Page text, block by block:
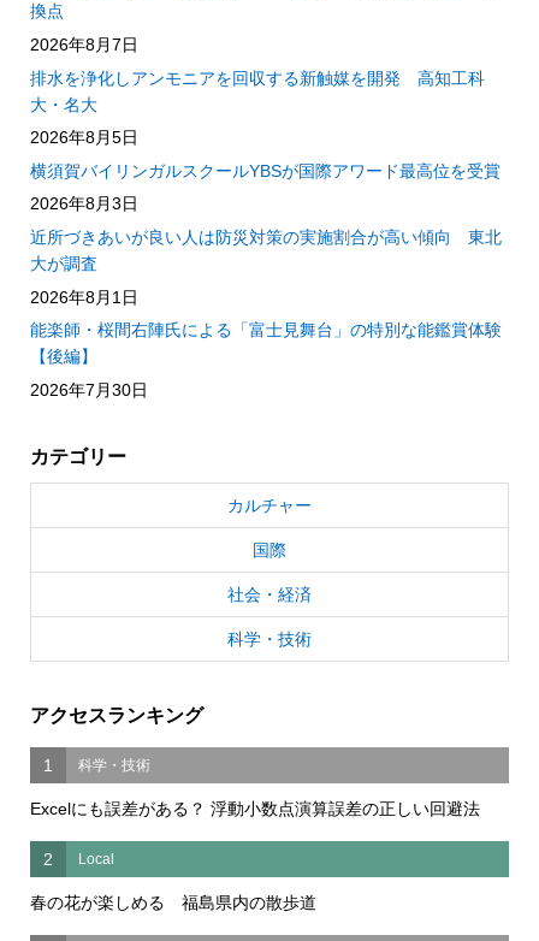
換点
2026年8月7日
排水を浄化しアンモニアを回収する新触媒を開発 高知工科
大・名大
2026年8月5日
横須賀バイリンガルスクールYBSが国際アワード最高位を受賞
2026年8月3日
近所づきあいが良い人は防災対策の実施割合が高い傾向 東北
大が調査
2026年8月1日
能楽師・桜間右陣氏による「富士見舞台」の特別な能鑑賞体験
【後編】
2026年7月30日
カテゴリー
カルチャー
国際
社会・経済
科学・技術
アクセスランキング
1 科学・技術
Excelにも誤差がある？ 浮動小数点演算誤差の正しい回避法
2 Local
春の花が楽しめる 福島県内の散歩道